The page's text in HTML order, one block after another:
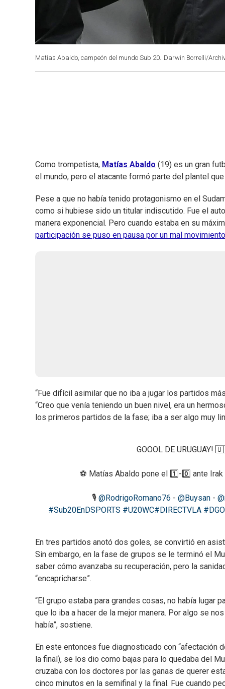
Matías Abaldo, campeón del mundo Sub 20. Darwin Borrelli/
Como trompetista, Matías Abaldo (19) es un gran
el mundo, pero el atacante formó parte del plantel que
Pese a que no había tenido protagonismo en el
como si hubiese sido un titular indiscutido. Fue el
manera exponencial. Pero cuando estaba en su
participación se puso en pausa por un mal
“Fue difícil asimilar que no iba a jugar los partidos
“Creo que venía teniendo un buen nivel, era un
los primeros partidos de la fase; iba a ser algo muy
GOOOL DE URUGUAY!
⚽️ Matías Abaldo pone el 1️⃣-0️⃣ ante Irak
🎙️ @RodrigoRomano76 - @Buysan -
#Sub20EnDSPORTS #U20WC#DIRECTVLA #DGO
En tres partidos anotó dos goles, se convirtió en
Sin embargo, en la fase de grupos se le terminó el
saber cómo avanzaba su recuperación, pero la
“encapricharse”.
“El grupo estaba para grandes cosas, no había lugar
que lo iba a hacer de la mejor manera. Por algo se
había”, sostiene.
En este entonces fue diagnosticado con “afectación
la final), se los dio como bajas para lo quedaba del
cruzaba con los doctores por las ganas de querer
cinco minutos en la semifinal y la final. Fue cuando